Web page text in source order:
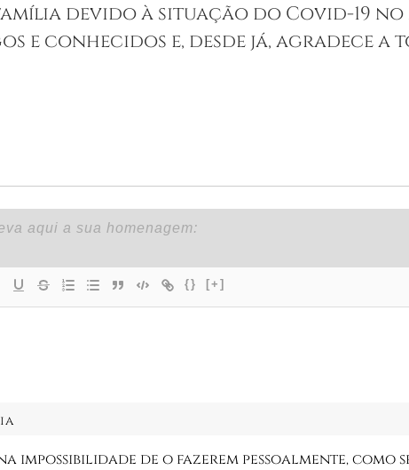
devido à situação do Covid-19 no
e conhecidos e, desde já, agradece a
{} [+]
impossibilidade de o fazerem pessoalmente, como